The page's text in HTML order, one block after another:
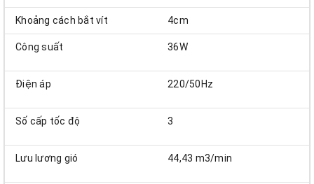
Khoảng cách bắt vít 4cm
Công suất 36W
Điện áp 220/50Hz
Số cấp tốc độ 3
Lưu lương gió 44,43 m3/min